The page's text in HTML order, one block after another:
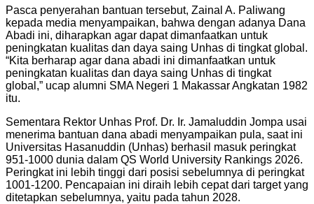
Pasca penyerahan bantuan tersebut, Zainal A. Paliwang
kepada media menyampaikan, bahwa dengan adanya Dana
Abadi ini, diharapkan agar dapat dimanfaatkan untuk
peningkatan kualitas dan daya saing Unhas di tingkat global.
“Kita berharap agar dana abadi ini dimanfaatkan untuk
peningkatan kualitas dan daya saing Unhas di tingkat
global,” ucap alumni SMA Negeri 1 Makassar Angkatan 1982
itu.
Sementara Rektor Unhas Prof. Dr. Ir. Jamaluddin Jompa usai
menerima bantuan dana abadi menyampaikan pula, saat ini
Universitas Hasanuddin (Unhas) berhasil masuk peringkat
951-1000 dunia dalam QS World University Rankings 2026.
Peringkat ini lebih tinggi dari posisi sebelumnya di peringkat
1001-1200. Pencapaian ini diraih lebih cepat dari target yang
ditetapkan sebelumnya, yaitu pada tahun 2028.